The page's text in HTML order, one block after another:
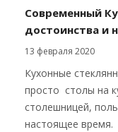
Современный
достоинства и
13 февраля 2020
Кухонные
просто столы на
столешницей,
настоящее время.